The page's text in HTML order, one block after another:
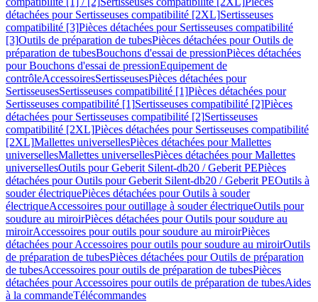
détachées pour Sertisseuses compatibilité [2XL]Sertisseuses
compatibilité [3]Pièces détachées pour Sertisseuses compatibilité
[3]Outils de préparation de tubesPièces détachées pour Outils de
préparation de tubesBouchons d'essai de pressionPièces détachées
pour Bouchons d'essai de pressionEquipement de
contrôleAccessoiresSertisseusesPièces détachées pour
SertisseusesSertisseuses compatibilité [1]Pièces détachées pour
Sertisseuses compatibilité [1]Sertisseuses compatibilité [2]Pièces
détachées pour Sertisseuses compatibilité [2]Sertisseuses
compatibilité [2XL]Pièces détachées pour Sertisseuses compatibilité
[2XL]Mallettes universellesPièces détachées pour Mallettes
universellesMallettes universellesPièces détachées pour Mallettes
universellesOutils pour Geberit Silent-db20 / Geberit PEPièces
détachées pour Outils pour Geberit Silent-db20 / Geberit PEOutils à
souder électriquePièces détachées pour Outils à souder
électriqueAccessoires pour outillage à souder électriqueOutils pour
soudure au miroirPièces détachées pour Outils pour soudure au
miroirAccessoires pour outils pour soudure au miroirPièces
détachées pour Accessoires pour outils pour soudure au miroirOutils
de préparation de tubesPièces détachées pour Outils de préparation
de tubesAccessoires pour outils de préparation de tubesPièces
détachées pour Accessoires pour outils de préparation de tubesAides
à la commandeTélécommandes